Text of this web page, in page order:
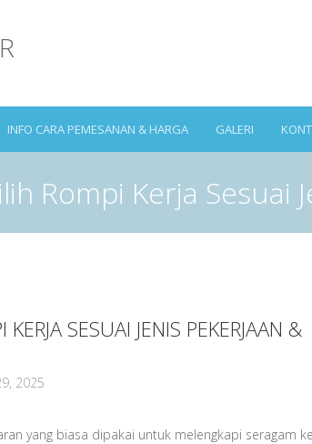
INFO CARA PEMESANAN & HARGA GALERI
Rompi Kerja Sesuai
SESUAI JENIS PEKERJAAN &
2025
yang biasa dipakai untuk melengkapi seragam